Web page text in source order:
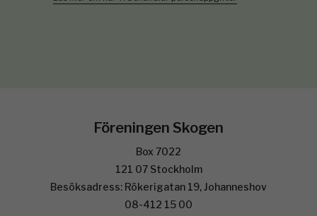
Föreningen Skogen
Box 7022
121 07 Stockholm
Besöksadress: Rökerigatan 19, Johanneshov
08-412 15 00